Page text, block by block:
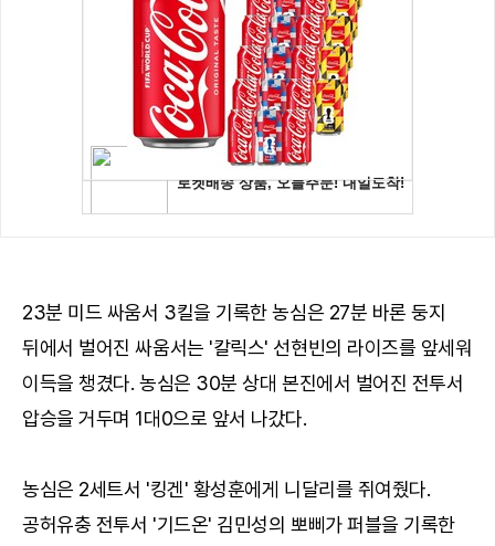
23분 미드 싸움서 3킬을 기록한 농심은 27분 바론 둥지
뒤에서 벌어진 싸움서는 '칼릭스' 선현빈의 라이즈를 앞세워
이득을 챙겼다. 농심은 30분 상대 본진에서 벌어진 전투서
압승을 거두며 1대0으로 앞서 나갔다.
농심은 2세트서 '킹겐' 황성훈에게 니달리를 쥐여줬다.
공허유충 전투서 '기드온' 김민성의 뽀삐가 퍼블을 기록한